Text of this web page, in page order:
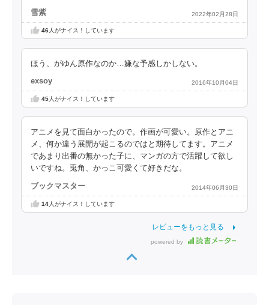
雪紫 2022年02月28日
46人がナイス！しています
ほう、がゆん原作なのか…嫌な予感しかしない。
exsoy 2016年10月04日
45人がナイス！しています
アニメを見て面白かったので。作画が可愛い。原作とアニ
メ、何か違う展開が起こるのではと期待してます。アニメ
であまり出番の無かった子に、マンガの方で活躍して欲し
いですね。兎角、かっこ可愛くて好きだな。
ブックマスター 2014年06月30日
14人がナイス！しています
レビューをもっと見る
powered by